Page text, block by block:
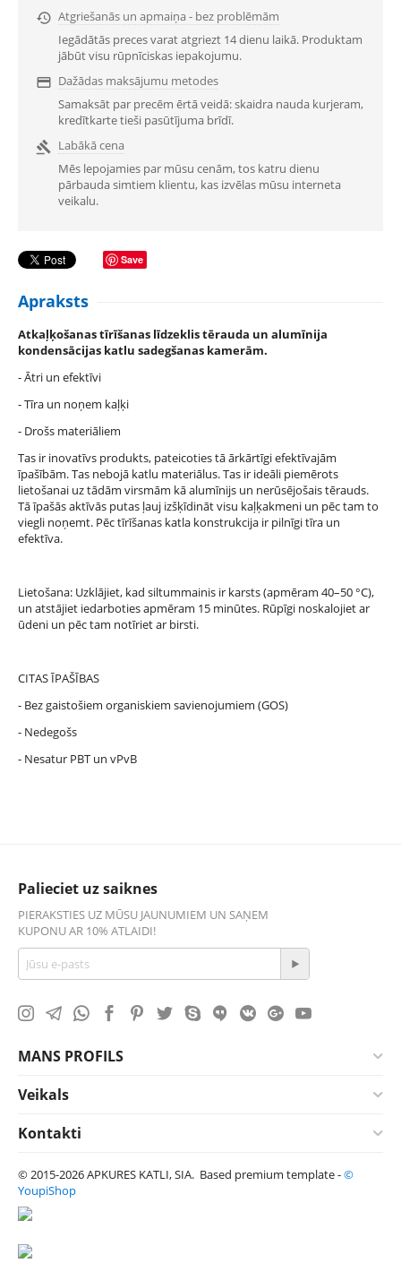
 Atgriešanās un apmaiņa - bez problēmām
Iegādātās preces varat atgriezt 14 dienu laikā. Produktam
jābūt visu rūpnīciskas iepakojumu.
 Dažādas maksājumu metodes
Samaksāt par precēm ērtā veidā: skaidra nauda kurjeram,
kredītkarte tieši pasūtījuma brīdī.

Labākā cena
Mēs lepojamies par mūsu cenām, tos katru dienu
pārbauda simtiem klientu, kas izvēlas mūsu interneta
veikalu.
Save
Apraksts
Atkaļķošanas tīrīšanas līdzeklis tērauda un alumīnija
kondensācijas katlu sadegšanas kamerām.
- Ātri un efektīvi
- Tīra un noņem kaļķi
- Drošs materiāliem
Tas ir inovatīvs produkts, pateicoties tā ārkārtīgi efektīvajām
īpašībām. Tas nebojā katlu materiālus. Tas ir ideāli piemērots
lietošanai uz tādām virsmām kā alumīnijs un nerūsējošais tērauds.
Tā īpašās aktīvās putas ļauj izšķīdināt visu kaļķakmeni un pēc tam to
viegli noņemt. Pēc tīrīšanas katla konstrukcija ir pilnīgi tīra un
efektīva.
Lietošana: Uzklājiet, kad siltummainis ir karsts (apmēram 40–50 °C),
un atstājiet iedarboties apmēram 15 minūtes. Rūpīgi noskalojiet ar
ūdeni un pēc tam notīriet ar birsti.
CITAS ĪPAŠĪBAS
- Bez gaistošiem organiskiem savienojumiem (GOS)
- Nedegošs
- Nesatur PBT un vPvB
Palieciet uz saiknes
PIERAKSTIES UZ MŪSU JAUNUMIEM UN SAŅEM
KUPONU AR 10% ATLAIDI!
MANS PROFILS
Veikals
Kontakti
© 2015-2026 APKURES KATLI, SIA. Based premium template -©
YoupiShop